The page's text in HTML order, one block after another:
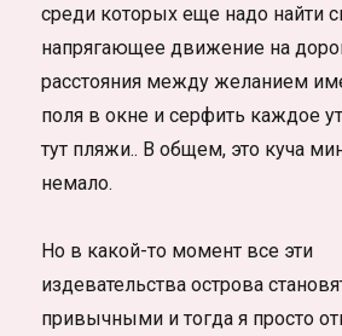
среди которых еще надо найти
напрягающее движение на
расстояния между желанием
поля в окне и серфить каждое
тут пляжи.. В общем, это куча
немало.
Но в какой-то момент все эти
издевательства острова
привычными и тогда я просто